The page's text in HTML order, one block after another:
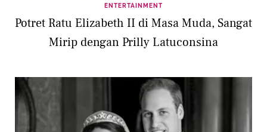
ENTERTAINMENT
Potret Ratu Elizabeth II di Masa Muda, Sangat
Mirip dengan Prilly Latuconsina